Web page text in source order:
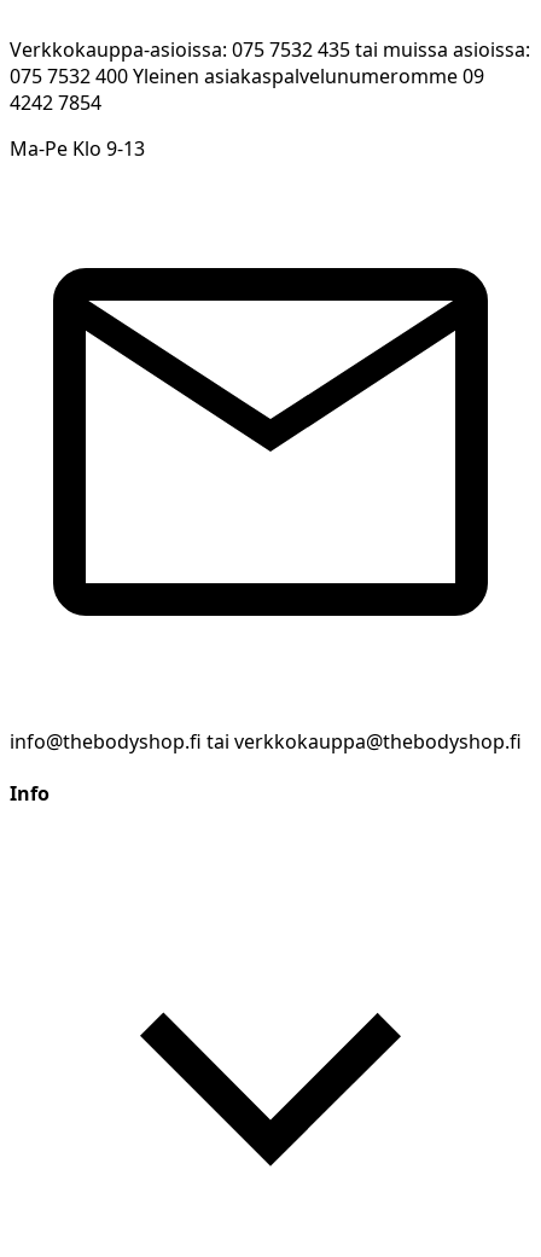
Verkkokauppa-asioissa: 075 7532 435 tai muissa asioissa:
075 7532 400 Yleinen asiakaspalvelunumeromme 09
4242 7854
Ma-Pe Klo 9-13
info@thebodyshop.fi tai verkkokauppa@thebodyshop.fi
Info